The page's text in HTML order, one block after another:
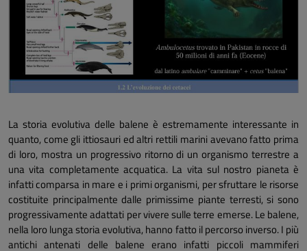
La storia evolutiva delle balene è estremamente interessante in
quanto, come gli ittiosauri ed altri rettili marini avevano fatto prima
di loro, mostra un progressivo ritorno di un organismo terrestre a
una vita completamente acquatica. La vita sul nostro pianeta è
infatti comparsa in mare e i primi organismi, per sfruttare le risorse
costituite principalmente dalle primissime piante terresti, si sono
progressivamente adattati per vivere sulle terre emerse. Le balene,
nella loro lunga storia evolutiva, hanno fatto il percorso inverso. I più
antichi antenati delle balene erano infatti piccoli mammiferi